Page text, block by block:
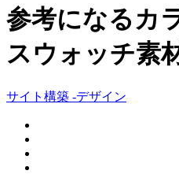
参考になるカ
スウォッチ素
サイト構築 -デザイン